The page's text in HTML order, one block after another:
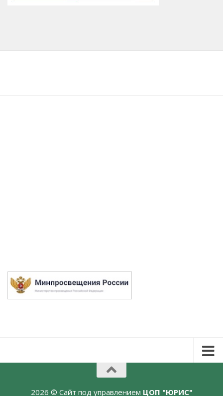
2026 © Сайт под управлением ЦОП "ЮРИС"